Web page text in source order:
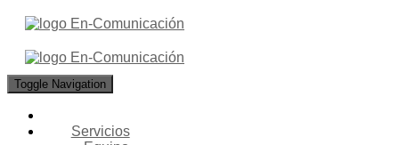
Toggle Navigation
Servicios